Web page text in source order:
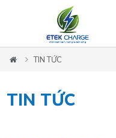
TIN TỨC
TIN TỨC